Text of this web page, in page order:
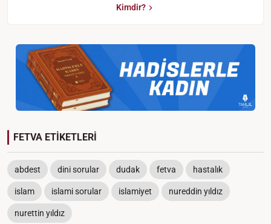
Kimdir?
FETVA ETİKETLERİ
abdest dini sorular dudak fetva hastalık
islam islami sorular islamiyet nureddin yıldız
nurettin yıldız